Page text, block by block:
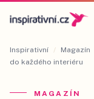
Inspirativní / Magazín
do každého interiéru
MAGAZÍN